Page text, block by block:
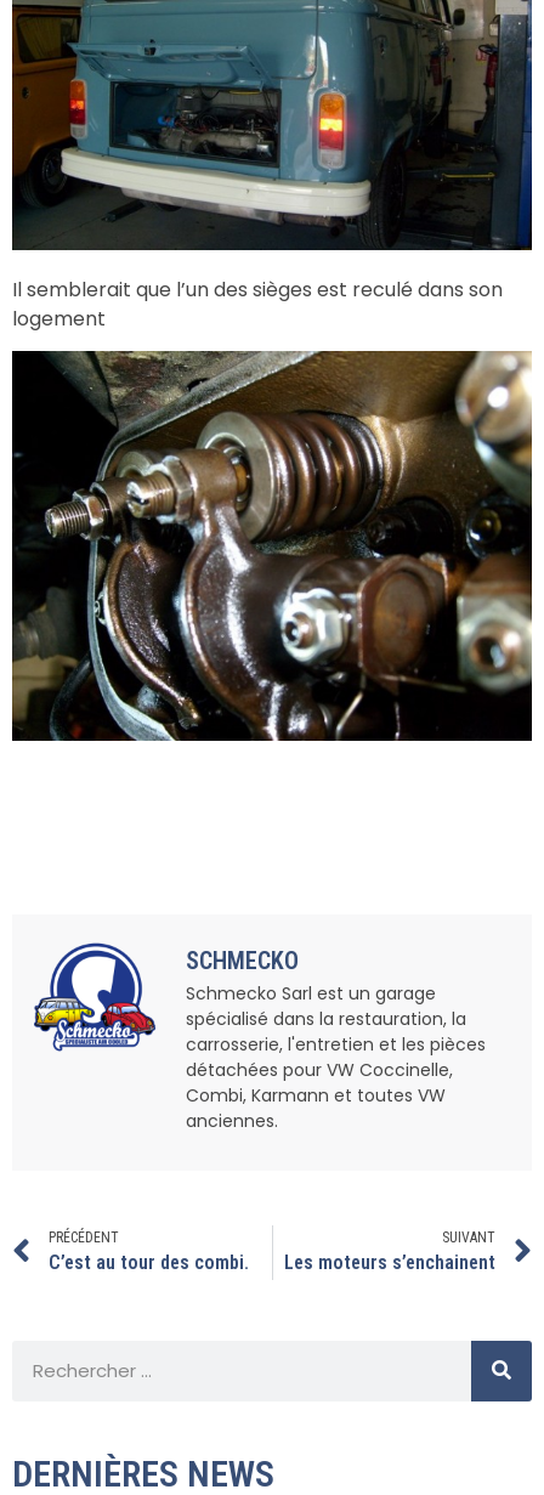
Il semblerait que l’un des sièges est reculé dans son
logement
SCHMECKO
Schmecko Sarl est un garage
spécialisé dans la restauration, la
carrosserie, l'entretien et les pièces
détachées pour VW Coccinelle,
Combi, Karmann et toutes VW
anciennes.
PRÉCÉDENT
C’est au tour des combi.
SUIVANT
Les moteurs s’enchainent
DERNIÈRES NEWS